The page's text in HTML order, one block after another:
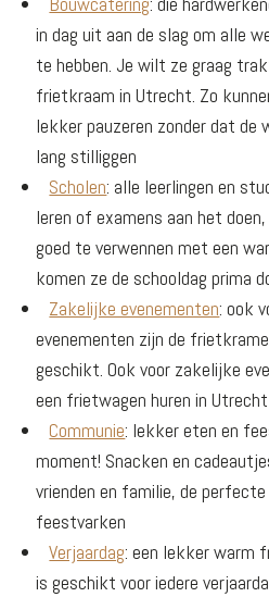
in dag uit aan de slag om alle
te hebben. Je wilt ze graag
frietkraam in Utrecht. Zo
lekker pauzeren zonder dat de
lang stilliggen
Scholen: alle leerlingen en
leren of examens aan het
goed te verwennen met een
komen ze de schooldag prima
Zakelijke evenementen: ook
evenementen zijn de
geschikt. Ook voor zakelijke
een frietwagen huren in
Communie: lekker eten en
moment! Snacken en
vrienden en familie, de
feestvarken
Verjaardag: een lekker warm
is geschikt voor iedere